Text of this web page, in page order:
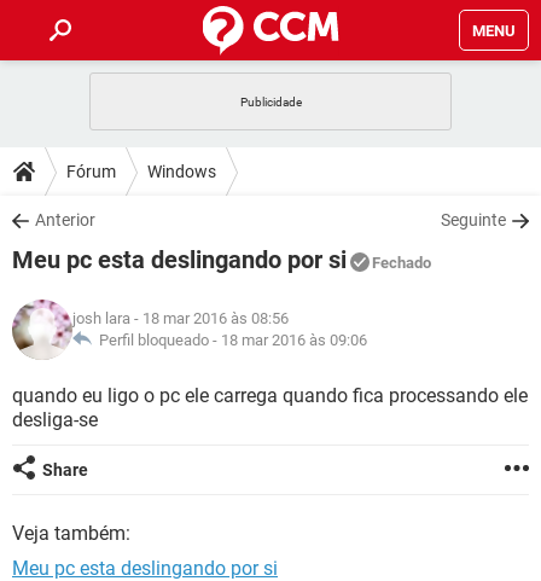
MENU
CELULAR
OUTLOOK
INSTAGRAM GMAIL
GUIA DE COMPRAS
DICAS
JOGOS
INSTAGRAM
GUIA DE COMPRAS
DOWNLOADS
JOGOS WHATSAPP
CELULAR
OUTLOOK EXCEL
INSTAGRAM GMAIL
GUIA DE COMPRAS
FÓRUM
JOGOS
CELULAR
OUTLOOK EXCEL
GLOSSÁRIO
JOGOS WHATSAPP
CELULAR
OUTLOOK
GUIA DE COMPRAS
Fórum Windows
Anterior Seguinte
Meu pc esta deslingando por si Fechado
josh lara - 18 mar 2016 às 08:56
Perfil bloqueado - 18 mar 2016 às 09:06
quando eu ligo o pc ele carrega quando fica processando ele
desliga-se
Share
Veja também:
Meu pc esta deslingando por si